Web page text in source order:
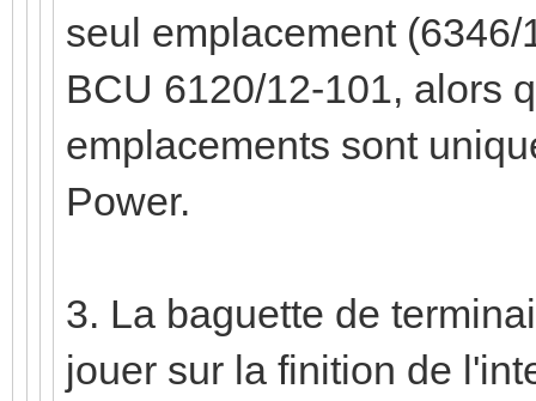
seul emplacement
BCU 6120/12-101, alors
emplacements sont
Power.
3. La baguette de
jouer sur la finition de